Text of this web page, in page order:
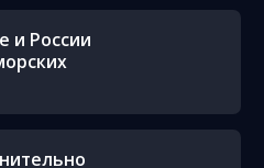
и России